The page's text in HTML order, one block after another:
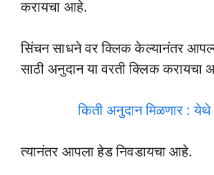
करायचा आहे.
सिंचन साधने वर क्लिक केल्यानंतर
साठी अनुदान या वरती क्लिक करायचा
किती अनुदान मिळणार : येथे
त्यानंतर आपला हेड निवडायचा आहे.